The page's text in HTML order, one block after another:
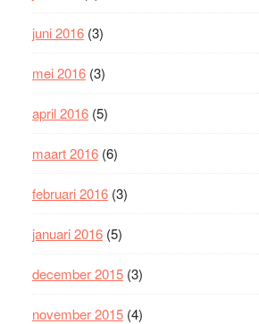
juni 2016(3)
mei 2016(3)
april 2016(5)
maart 2016(6)
februari 2016(3)
januari 2016(5)
december 2015(3)
november 2015(4)